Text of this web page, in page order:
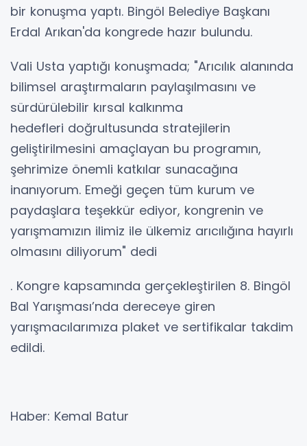
bir konuşma yaptı. Bingöl Belediye Başkanı
Erdal Arıkan'da kongrede hazır bulundu.
Vali Usta yaptığı konuşmada; "Arıcılık alanında
bilimsel araştırmaların paylaşılmasını ve
sürdürülebilir kırsal kalkınma
hedefleri doğrultusunda stratejilerin
geliştirilmesini amaçlayan bu programın,
şehrimize önemli katkılar sunacağına
inanıyorum. Emeği geçen tüm kurum ve
paydaşlara teşekkür ediyor, kongrenin ve
yarışmamızın ilimiz ile ülkemiz arıcılığına hayırlı
olmasını diliyorum" dedi
. Kongre kapsamında gerçekleştirilen 8. Bingöl
Bal Yarışması’nda dereceye giren
yarışmacılarımıza plaket ve sertifikalar takdim
edildi.
Haber: Kemal Batur